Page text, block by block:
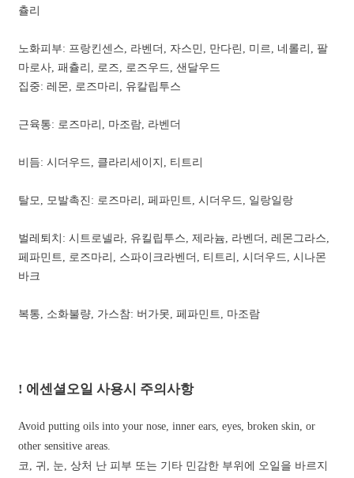
츌리
노화피부: 프랑킨센스, 라벤더, 자스민, 만다린, 미르, 네롤리, 팔
마로사, 패츌리, 로즈, 로즈우드, 샌달우드
집중: 레몬, 로즈마리, 유칼립투스
근육통: 로즈마리, 마조람, 라벤더
비듬: 시더우드, 클라리세이지, 티트리
탈모, 모발촉진: 로즈마리, 페파민트, 시더우드, 일랑일랑
벌레퇴치: 시트로넬라, 유킬립투스, 제라늄, 라벤더, 레몬그라스,
페파민트, 로즈마리, 스파이크라벤더, 티트리, 시더우드, 시나몬
바크
복통, 소화불량, 가스참: 버가못, 페파민트, 마조람
! 에센셜오일 사용시 주의사항
Avoid putting oils into your nose, inner ears, eyes, broken skin, or
other sensitive areas.
코, 귀, 눈, 상처 난 피부 또는 기타 민감한 부위에 오일을 바르지